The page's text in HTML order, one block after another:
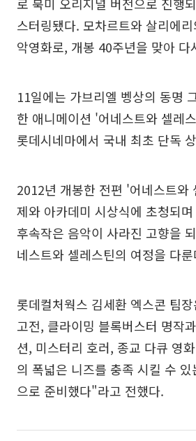
스터링됐다. 모차르트와 살리에
악영화로, 개봉 40주년을 맞아 다
11일에는 가브리엘 벵상의 동명
한 애니메이션 '어네스트와 셀레
롯데시네마에서 국내 최초 단독
2012년 개봉한 전편 '어네스트와
제와 아카데미 시상식에 초청되
후속작은 음악이 사라진 고향을
네스트와 셀레스틴의 여정을 다
롯데컬처웍스 김세환 엑스콘 팀
고전, 클라이밍 블록버스터 명작
션, 미스터리 호러, 종교 다큐 영
의 폭넓은 니즈를 충족 시킬 수
으로 준비했다"라고 전했다.